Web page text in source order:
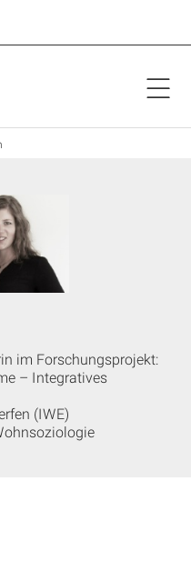
im Forschungsprojekt:
– Integratives
(IWE)